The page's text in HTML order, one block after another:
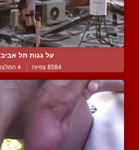
על גגות תל אביב
8584 צפיות | 4 המלצות